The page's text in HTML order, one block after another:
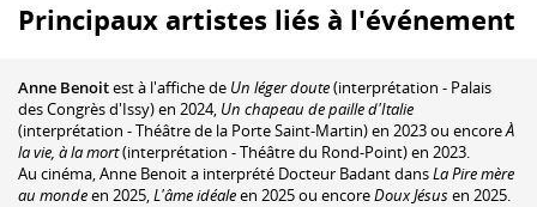
Principaux artistes liés à l'événement
Anne Benoitest à l'affiche de Un léger doute(interprétation - Palais
des Congrès d'Issy) en 2024, Un chapeau de paille d'Italie
(interprétation - Théâtre de la Porte Saint-Martin) en 2023 ou encoreÀ
la vie, à la mort(interprétation - Théâtre du Rond-Point) en 2023.
Au cinéma, Anne Benoit a interprété Docteur Badant dansLa Pire mère
au mondeen 2025,L'âme idéaleen 2025 ou encoreDoux Jésusen 2025.